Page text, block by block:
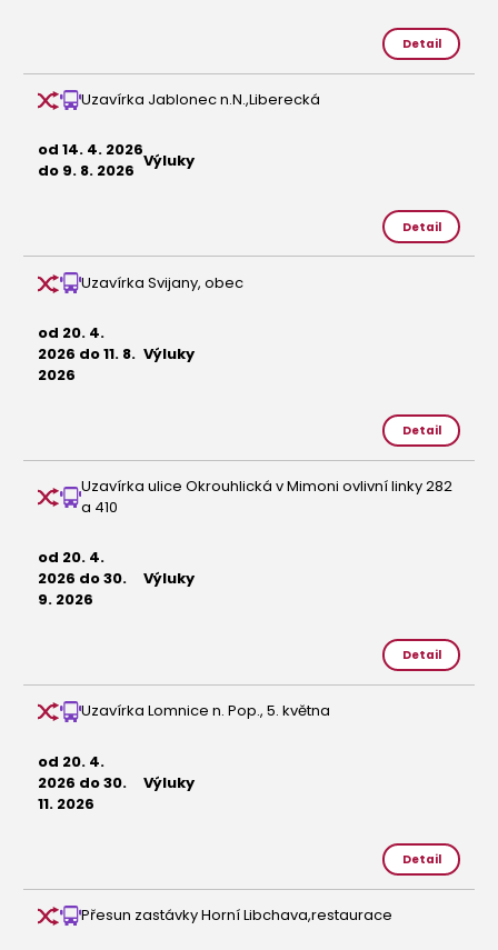
Detail
Uzavírka Jablonec n.N.,Liberecká
od 14. 4. 2026
do 9. 8. 2026 Výluky
Detail
Uzavírka Svijany, obec
od 20. 4.
2026 do 11. 8.
2026
Výluky
Detail
Uzavírka ulice Okrouhlická v Mimoni ovlivní linky 282
a 410
od 20. 4.
2026 do 30.
9. 2026
Výluky
Detail
Uzavírka Lomnice n. Pop., 5. května
od 20. 4.
2026 do 30.
11. 2026
Výluky
Detail
Přesun zastávky Horní Libchava,restaurace